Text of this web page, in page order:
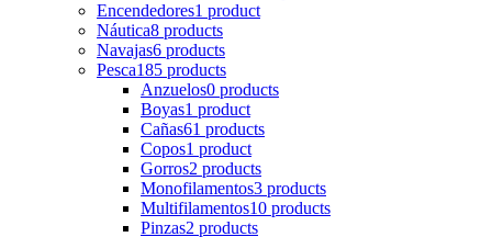
Encendedores1 product
Náutica8 products
Navajas6 products
Pesca185 products
Anzuelos0 products
Boyas1 product
Cañas61 products
Copos1 product
Gorros2 products
Monofilamentos3 products
Multifilamentos10 products
Pinzas2 products